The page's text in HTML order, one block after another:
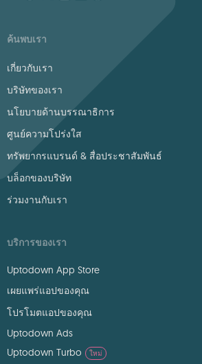
ค้นพบเรา
เกี่ยวกับเรา
บริษัทของเรา
นโยบายด้านบรรณาธิการ
ศูนย์ความโปร่งใส
ทรัพยากรแบรนด์ & สื่อประชาสัมพันธ์
บล็อกของบริษัท
ร่วมงานกับเรา
บริการของเรา
Uptodown App Store
เผยแพร่แอปของคุณ
โปรโมตแอปของคุณ
Uptodown Ads
Uptodown Turbo
ใหม่